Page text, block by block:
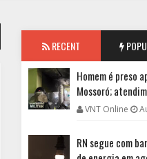
RECENT
Homem é preso
Mossoró;
VNT Online
RN segue com